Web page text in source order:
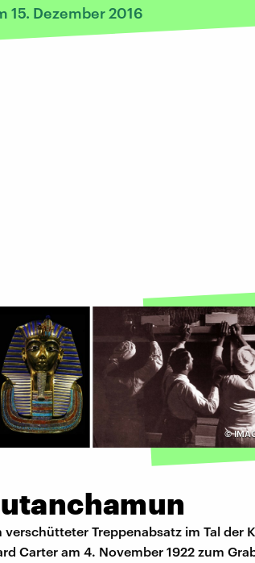
15. Dezember 2016
©
Treppenabsatz im Tal der
Carter am 4. November 1922 zum